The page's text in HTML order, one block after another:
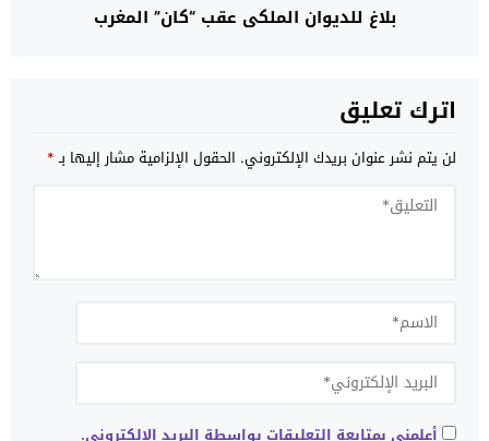
بلاغ للديوان الملكي عقب “كان” المغرب
اترك تعليق
لن يتم نشر عنوان بريدك الإلكتروني. الحقول الإلزامية مشار إليها بـ*
أعلمني بمتابعة التعليقات بواسطة البريد الإلكتروني.